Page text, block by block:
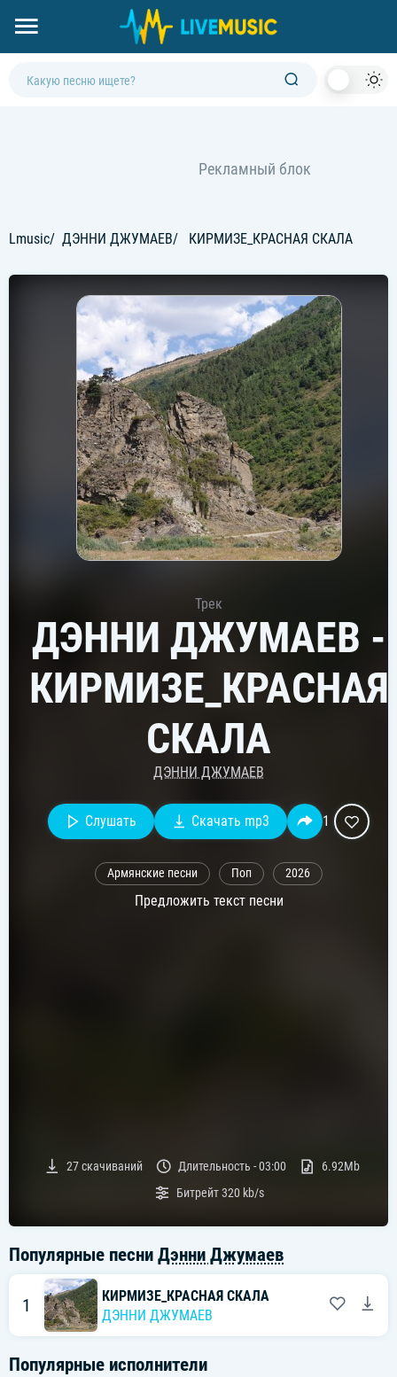
Lmusic ДЭННИ ДЖУМАЕВ КИРМИЗЕ_КРАСНАЯ СКАЛА
Трек
ДЭННИ ДЖУМАЕВ -
КИРМИЗЕ_КРАСНАЯ
СКАЛА
ДЭННИ ДЖУМАЕВ
Слушать Скачать mp3 1
Армянские песни Поп 2026
Предложить текст песни
27скачиваний Длительность -03:00
6.92Mb
Битрейт320 kb/s
Популярные песни Дэнни Джумаев
1
КИРМИЗЕ_КРАСНАЯ СКАЛА
ДЭННИ ДЖУМАЕВ
Популярные исполнители